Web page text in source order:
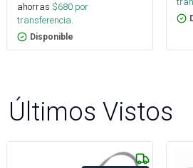
ahorras $680 por
transferencia.
Disponible
Últimos Vistos